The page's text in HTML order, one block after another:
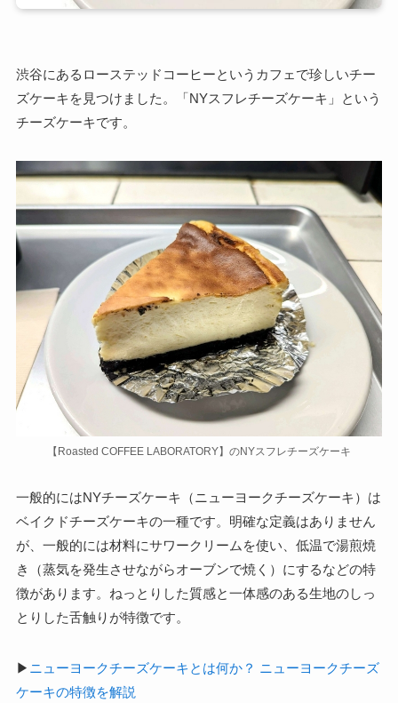
渋谷にあるローステッドコーヒーというカフェで珍しいチー
ズケーキを見つけました。「NYスフレチーズケーキ」という
チーズケーキです。
【Roasted COFFEE LABORATORY】のNYスフレチーズケーキ
一般的にはNYチーズケーキ（ニューヨークチーズケーキ）は
ベイクドチーズケーキの一種です。明確な定義はありません
が、一般的には材料にサワークリームを使い、低温で湯煎焼
き（蒸気を発生させながらオーブンで焼く）にするなどの特
徴があります。ねっとりした質感と一体感のある生地のしっ
とりした舌触りが特徴です。
▶ ニューヨークチーズケーキとは何か？ ニューヨークチーズ
ケーキの特徴を解説